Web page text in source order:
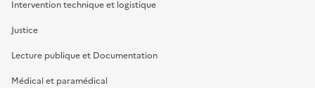
Intervention technique et logistique
Justice
Lecture publique et Documentation
Médical et paramédical